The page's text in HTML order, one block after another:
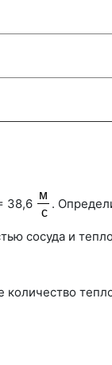
38,6 .
сосуда и
количество